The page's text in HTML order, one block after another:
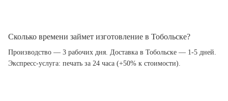
Сколько времени займет изготовление в Тобольске?
Производство — 3 рабочих дня. Доставка в Тобольске — 1-5 дней.
Экспресс-услуга: печать за 24 часа (+50% к стоимости).